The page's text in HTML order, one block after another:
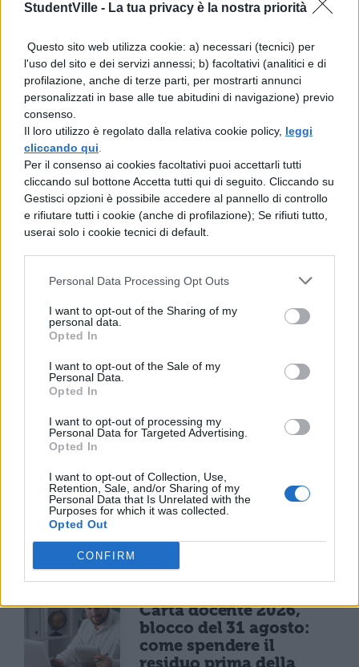
StudentVille - La tua privacy è la nostra priorità
Questo sito web utilizza cookie: a) necessari (tecnici) per
l'uso del sito e dei servizi annessi; b) facoltativi (analitici e di
profilazione, anche di terze parti, per mostrarti annunci
personalizzati in base alle tue abitudini di navigazione) previo
consenso.
Il loro utilizzo è regolato dalla relativa cookie policy, leggi
cliccando qui
Per il consenso ai cookies facoltativi puoi accettarli tutti
cliccando sul bottone Accetta tutti qui di seguito. Cliccando su
Gestisci opzioni è possibile accedere al pannello di controllo
e rifiutare tutti i cookie (anche di profilazione); Se rifiuti tutto,
userai solo i cookie tecnici di default.
Personal Data Processing Opt Outs
I want to opt-out of the Sharing of my
personal data.
Opted In
I want to opt-out of the Sale of my
Personal Data.
Opted In
I want to opt-out of processing my
Personal Data for Targeted Advertising.
Opted In
I want to opt-out of Collection, Use,
Retention, Sale, and/or Sharing of my
Personal Data that Is Unrelated with the
Purposes for which it was collected.
Opted Out
CONFIRM
d.getElementsByTagName(s)[0]; if
(d.getElementById(id)) return; js =
d.createElement(s); js.id = id; js.src =
“//connect.facebook.net/it_IT/sdk.js#xfbml
=1&version=v2.3”;
fjs.parentNode.insertBefore(js, fjs);}
(document, ‘script’, ‘facebook-jssdk’));
Avrei voluto dire tante altre cose ma erano
Posted byFederico Clapison
Lunedì 7
dicembre 2015
TI POTREBBE INTERESSARE
Carta docente 2026,
blocco del 31 agosto:
come spendere il
residuo prima della